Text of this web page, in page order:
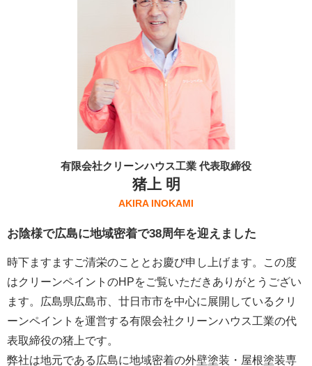
有限会社クリーンハウス工業 代表取締役
猪上 明
AKIRA INOKAMI
お陰様で広島に地域密着で38周年を迎えました
時下ますますご清栄のこととお慶び申し上げます。この度
はクリーンペイントのHPをご覧いただきありがとうござい
ます。広島県広島市、廿日市市を中心に展開しているクリ
ーンペイントを運営する有限会社クリーンハウス工業の代
表取締役の猪上です。
弊社は地元である広島に地域密着の外壁塗装・屋根塗装専